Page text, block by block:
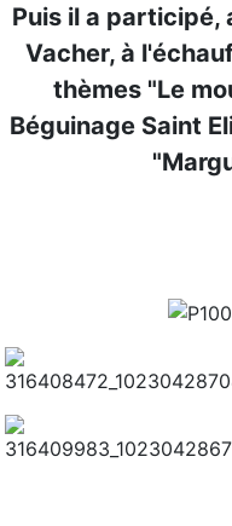
Puis il a participé,
Vacher, à
thèmes "Le
Béguinage Saint